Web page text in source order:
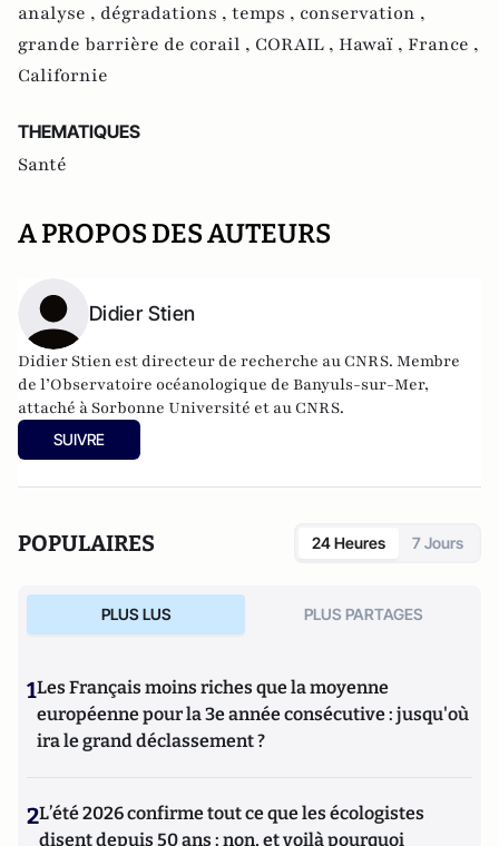
analyse , dégradations , temps , conservation ,
grande barrière de corail , CORAIL , Hawaï , France ,
Californie
THEMATIQUES
Santé
A PROPOS DES AUTEURS
Didier Stien
Didier Stien est directeur de recherche au CNRS. Membre
de l’Observatoire océanologique de Banyuls-sur-Mer,
attaché à Sorbonne Université et au CNRS.
SUIVRE
POPULAIRES 24 Heures 7 Jours
PLUS LUS PLUS PARTAGES
1Les Français moins riches que la moyenne
européenne pour la 3e année consécutive : jusqu'où
ira le grand déclassement ?
2L’été 2026 confirme tout ce que les écologistes
disent depuis 50 ans : non, et voilà pourquoi